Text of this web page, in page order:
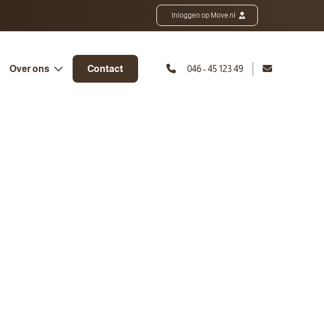
Inloggen op Move.nl
Over ons Contact 046 - 45 123 49